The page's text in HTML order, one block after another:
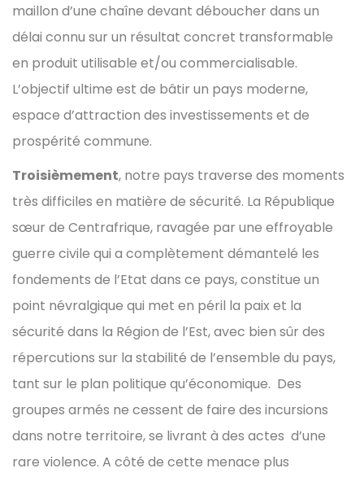
maillon d’une chaîne devant déboucher dans un
délai connu sur un résultat concret transformable
en produit utilisable et/ou commercialisable.
L’objectif ultime est de bâtir un pays moderne,
espace d’attraction des investissements et de
prospérité commune.
Troisièmement, notre pays traverse des moments
très difficiles en matière de sécurité. La République
sœur de Centrafrique, ravagée par une effroyable
guerre civile qui a complètement démantelé les
fondements de l’Etat dans ce pays, constitue un
point névralgique qui met en péril la paix et la
sécurité dans la Région de l’Est, avec bien sûr des
répercutions sur la stabilité de l’ensemble du pays,
tant sur le plan politique qu’économique. Des
groupes armés ne cessent de faire des incursions
dans notre territoire, se livrant à des actes d’une
rare violence. A côté de cette menace plus